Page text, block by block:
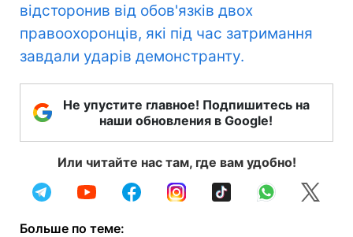
відсторонив від обов'язків двох
правоохоронців, які під час затримання
завдали ударів демонстранту.
Не упустите главное! Подпишитесь на
наши обновления в Google!
Или читайте нас там, где вам удобно!
Больше по теме: